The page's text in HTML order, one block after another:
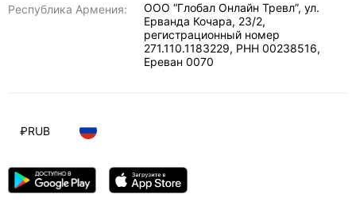
Республика Армения:
ООО “Глобал Онлайн Тревл”, ул.
Ерванда Кочара, 23/2,
регистрационный номер
271.110.1183229, РНН 00238516,
Ереван 0070
₽RUB